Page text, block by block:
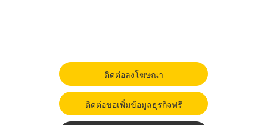
ติดต่อลงโฆษณา
ติดต่อขอเพิ่มข้อมูลธุรกิจฟรี